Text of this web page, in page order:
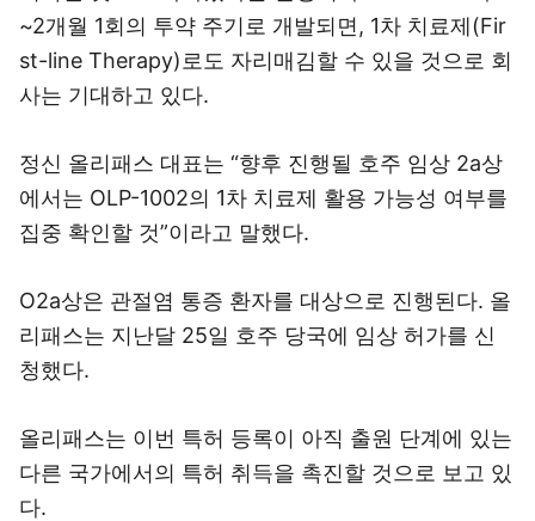
~2개월 1회의 투약 주기로 개발되면, 1차 치료제(Fir
st-line Therapy)로도 자리매김할 수 있을 것으로 회
사는 기대하고 있다.
정신 올리패스 대표는 “향후 진행될 호주 임상 2a상
에서는 OLP-1002의 1차 치료제 활용 가능성 여부를
집중 확인할 것”이라고 말했다.
O2a상은 관절염 통증 환자를 대상으로 진행된다. 올
리패스는 지난달 25일 호주 당국에 임상 허가를 신
청했다.
올리패스는 이번 특허 등록이 아직 출원 단계에 있는
다른 국가에서의 특허 취득을 촉진할 것으로 보고 있
다.